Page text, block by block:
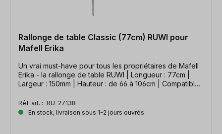
Rallonge de table Classic (77cm) RUWI pour
Mafell Erika
Un vrai must-have pour tous les propriétaires de Mafell
Erika - la rallonge de table RUWI | Longueur : 77cm |
Largeur : 150mm | Hauteur : de 66 à 106cm | Compatible
Réf. art. : RU-27138
En stock, livraison sous 1-2 jours ouvrés